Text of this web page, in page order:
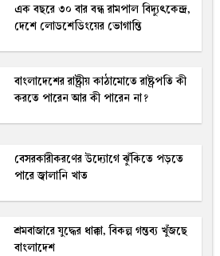
এক বছরে ৩০ বার বন্ধ রামপাল বিদ্যুৎকেন্দ্র,
দেশে লোডশেডিংয়ের ভোগান্তি
বাংলাদেশের রাষ্ট্রীয় কাঠামোতে রাষ্ট্রপতি কী
করতে পারেন আর কী পারেন না?
বেসরকারীকরণের উদ্যোগে ঝুঁকিতে পড়তে
পারে জ্বালানি খাত
শ্রমবাজারে যুদ্ধের ধাক্কা, বিকল্প গন্তব্য খুঁজছে
বাংলাদেশ